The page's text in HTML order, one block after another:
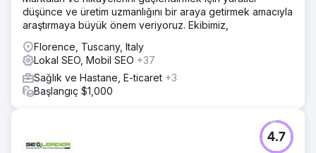
düşünce ve üretim uzmanlığını bir araya getirmek amacıyla
araştırmaya büyük önem veriyoruz. Ekibimiz,
Florence, Tuscany, Italy
Lokal SEO, Mobil SEO +37
Sağlık ve Hastane, E-ticaret +3
Başlangıç $1,000
4.7